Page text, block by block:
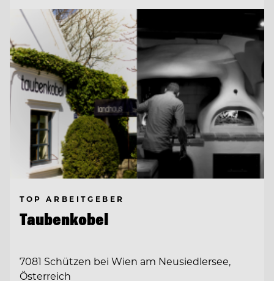
TOP ARBEITGEBER
Taubenkobel
7081 Schützen bei Wien am Neusiedlersee,
Österreich